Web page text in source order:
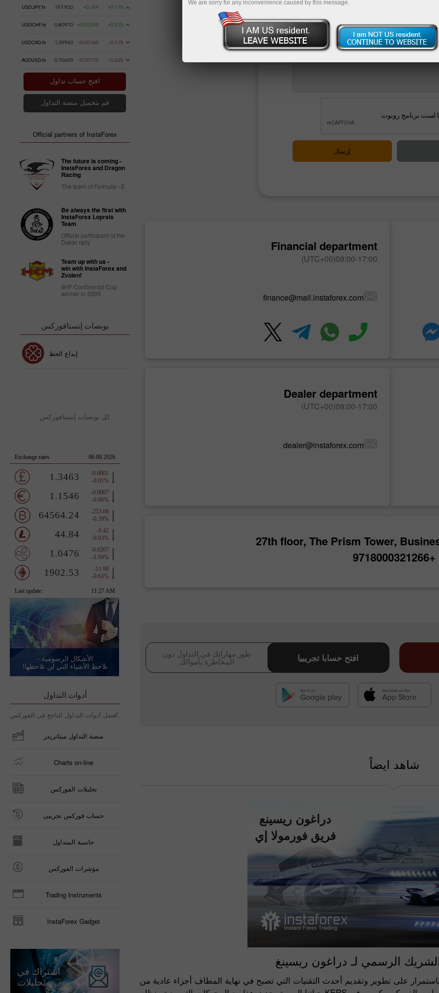
Financial department
08:00-17:00(UTC+00)
finance@mail.instaforex.com
Dealer department
08:00-17:00(UTC+00)
dealer@instaforex.com
27th floor, The Prism Tower,
+9718000321266
طور مهاراتك في التداول دون
المخاطرة بأموالك افتح حسابا تجريبيا
شاهد ايضاً
دراغون ريسينع
فريق فورمولا إي
الرسمي لـ دراغون ريسينغ
على تطوير وتقديم أحدث التقنيات التي تصبح في نهاية المطاف أجزاء عادية من
USDJPY.fx 157.920 +0.169 +0.11%
USDCHF.fx 0.80970 +0.00250 +0.31%
USDCAD.fx 1.39960 -0.00160 -0.11%
AUDUSD.fx 0.70400 -0.00170 -0.24%
افتح حساب تداول
قم بتحميل منصة التداول
Official partners of InstaForex
The future is coming -
InstaForex and Dragon
Racing
The team of Formula - E
Be always the first with
InstaForex Loprais
Team
Official participant of the
Dakar rally
Team up with us -
win with InstaForex and
Zvolen!
IIHF Continental Cup
winner in 2005
بونصات إنستافوركس
إيداع الحظ
كل بونصات إنستافوركس
الأشكال الرسومية -
تلاحظ الأشياء التي لن تلاحظها!
أدوات التداول
أفضل أدوات التداول الناجح فى الفوركس.
منصة التداول ميتاتريدر
Charts on-line
تحليلات الفوركس
حساب فوركس تجريبى
حاسبة المتداول
مؤشرات الفوركس
Trading Instruments
InstaForex Gadget
اشتراك في
تحليلات
We are sorry for any inconvenience caused by this message.